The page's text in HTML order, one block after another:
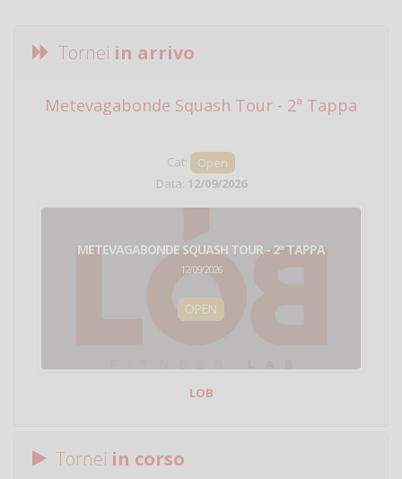
Tornei in arrivo
Metevagabonde Squash Tour - 2ª Tappa
Cat:
Open
Data: 12/09/2026
METEVAGABONDE SQUASH TOUR - 2ª TAPPA
12/09/2026
OPEN
LOB
Tornei in corso